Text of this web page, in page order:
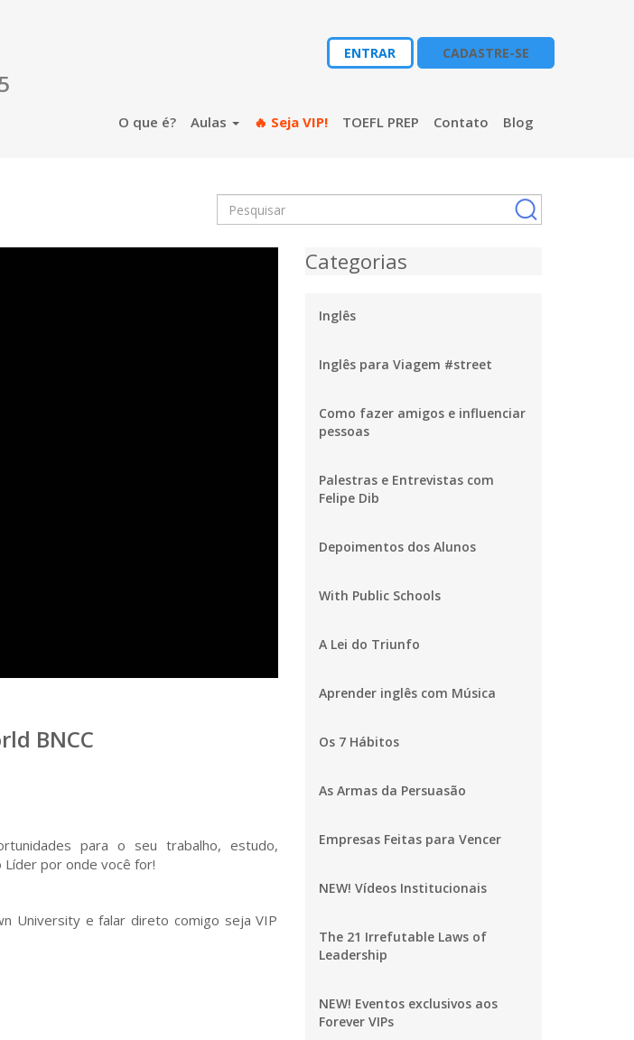
ENTRAR CADASTRE-SE
O que é? Aulas 🔥 Seja VIP! TOEFL PREP Contato Blog
BNCC
para o seu trabalho, estudo,
Líder por onde você for!
University e falar direto comigo seja VIP
Categorias
Inglês
Inglês para Viagem #street
Como fazer amigos e influenciar
pessoas
Palestras e Entrevistas com
Felipe Dib
Depoimentos dos Alunos
With Public Schools
A Lei do Triunfo
Aprender inglês com Música
Os 7 Hábitos
As Armas da Persuasão
Empresas Feitas para Vencer
NEW! Vídeos Institucionais
The 21 Irrefutable Laws of
Leadership
NEW! Eventos exclusivos aos
Forever VIPs